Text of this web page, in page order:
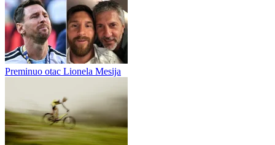
Generalne probe pred start Prve lige FBiH: Tri utakmice, 10 golova
i pobjeda Žepča
Do početka nove sezone Prve lige Federacije BiH ostalo je još
svega nekoliko dana, a tri kluba iskoristila su posljednju provjeru
kako bi što spremnije dočekala prvenstveni...